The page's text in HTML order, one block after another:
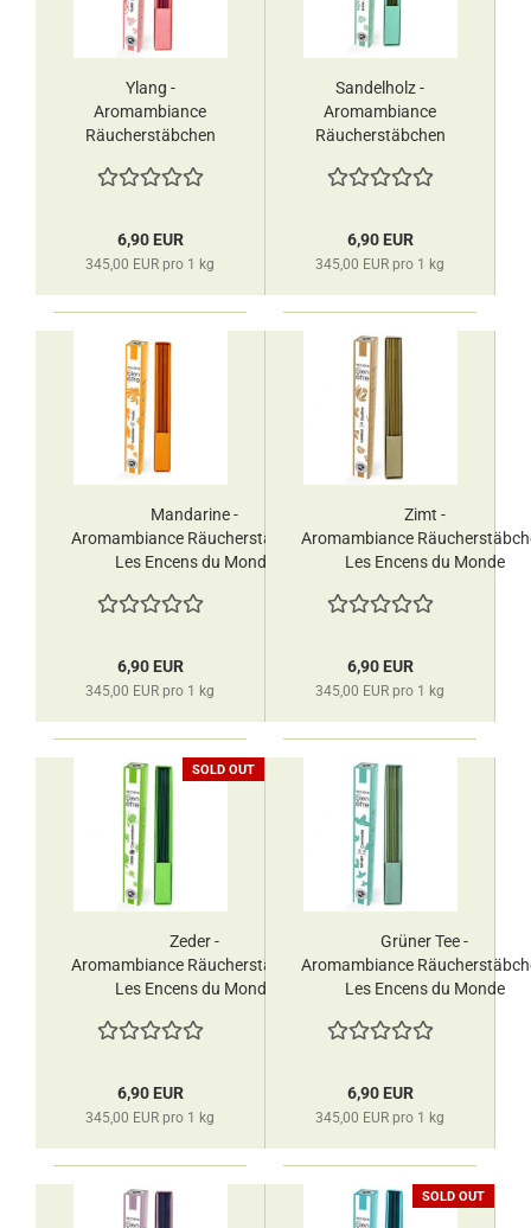
Ylang -
Aromambiance
Räucherstäbchen
Monde
6,90 EUR
345,00 EUR pro 1 kg
Sandelholz -
Aromambiance
Räucherstäbchen
Monde
6,90 EUR
345,00 EUR pro 1 kg
Mandarine -
Aromambiance Räucherstäbchen
Les Encens du Monde
6,90 EUR
345,00 EUR pro 1 kg
Zimt -
Aromambiance
Les Encens du Monde
6,90 EUR
345,00 EUR pro 1 kg
SOLD OUT
Zeder -
Aromambiance Räucherstäbchen
Les Encens du Monde
6,90 EUR
345,00 EUR pro 1 kg
Grüner Tee -
Aromambiance
Les Encens du Monde
6,90 EUR
345,00 EUR pro 1 kg
SOLD OUT